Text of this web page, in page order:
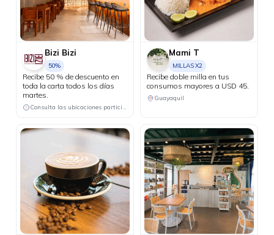
Bizi Bizi
50%
Recibe 50 % de descuento en
toda la carta todos los días
martes.
Consulta las ubicaciones participantes
Mami T
MILLAS X2
Recibe doble milla en tus
consumos mayores a USD 45.
Guayaquil